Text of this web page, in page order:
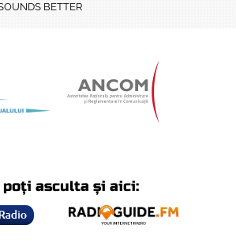
BETTER
poți asculta și aici: